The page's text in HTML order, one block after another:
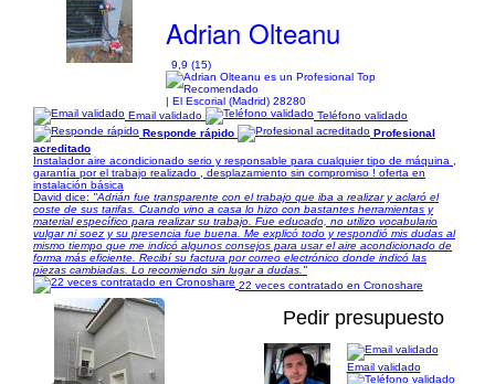
Adrian Olteanu
9,9 (15)
| El Escorial (Madrid) 28280
Email validado
Teléfono validado
Responde rápido
Profesional
acreditado
Instalador aire acondicionado serio y responsable para cualquier tipo de máquina ,
garantía por el trabajo realizado , desplazamiento sin compromiso ! oferta en
instalación básica
David dice: "Adrián fue transparente con el trabajo que iba a realizar y aclaró el
coste de sus tarifas. Cuando vino a casa lo hizo con bastantes herramientas y
material específico para realizar su trabajo. Fue educado, no utilizo vocabulario
vulgar ni soez y su presencia fue buena. Me explicó todo y respondió mis dudas al
mismo tiempo que me indicó algunos consejos para usar el aire acondicionado de
forma más eficiente. Recibí su factura por correo electrónico donde indicó las
piezas cambiadas. Lo recomiendo sin lugar a dudas."
22 veces contratado en Cronoshare
Pedir presupuesto
Email validado